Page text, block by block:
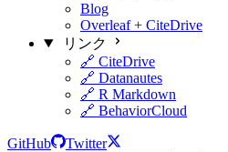
Blog
Overleaf + CiteDrive
リンク
🔗 CiteDrive
🔗 Datanautes
🔗 R Markdown
🔗 BehaviorCloud
GitHub
Twitter